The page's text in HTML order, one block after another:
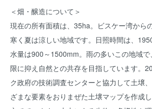
＜畑・醸造について＞
現在の所有面積は、35ha。ビスケー湾から
寒く夏は涼しい地域です。日照時間は、
水量は900～1500mm。雨の多いこの地域
限に抑え自然との共存を目指しています。
ク政府の技術調査センターと協力して土壌
ざまな要素をおりまぜた土壌マップを作成